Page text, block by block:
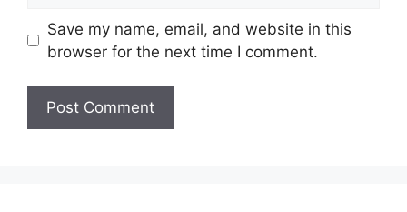
Save my name, email, and website in this
browser for the next time I comment.